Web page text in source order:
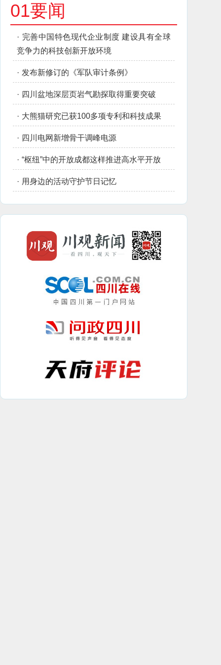
01要闻
· 完善中国特色现代企业制度 建设具有全球
竞争力的科技创新开放环境
· 发布新修订的《军队审计条例》
· 四川盆地深层页岩气勘探取得重要突破
· 大熊猫研究已获100多项专利和科技成果
· 四川电网新增骨干调峰电源
· “枢纽”中的开放成都这样推进高水平开放
· 用身边的活动守护节日记忆